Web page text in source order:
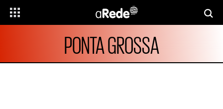
PONTA GROSSA